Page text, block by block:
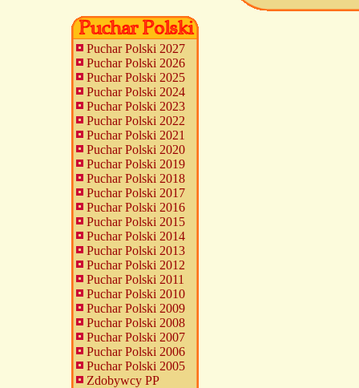
Puchar Polski 2027
Puchar Polski 2026
Puchar Polski 2025
Puchar Polski 2024
Puchar Polski 2023
Puchar Polski 2022
Puchar Polski 2021
Puchar Polski 2020
Puchar Polski 2019
Puchar Polski 2018
Puchar Polski 2017
Puchar Polski 2016
Puchar Polski 2015
Puchar Polski 2014
Puchar Polski 2013
Puchar Polski 2012
Puchar Polski 2011
Puchar Polski 2010
Puchar Polski 2009
Puchar Polski 2008
Puchar Polski 2007
Puchar Polski 2006
Puchar Polski 2005
Zdobywcy PP